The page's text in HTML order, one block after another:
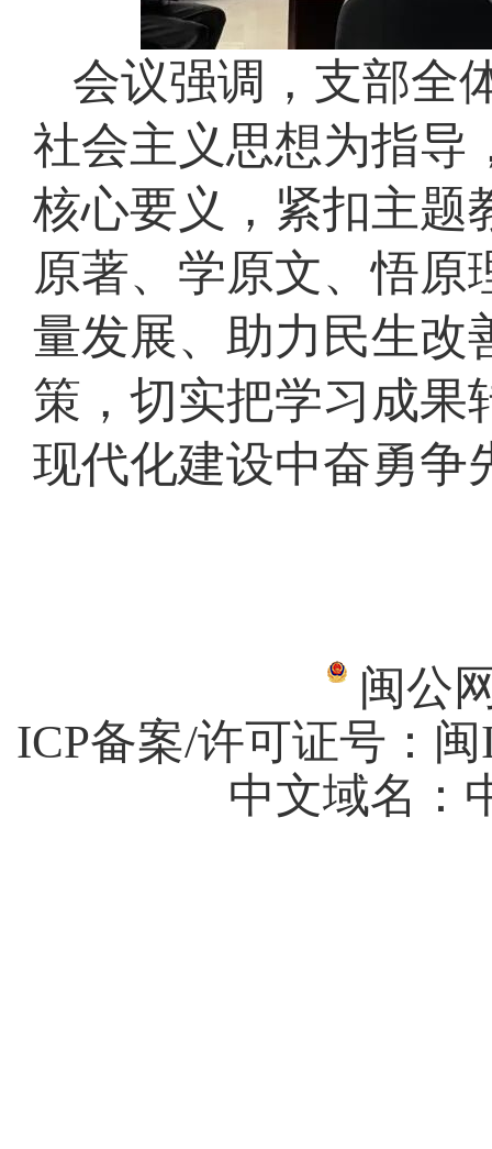
会议强调，支部全
社会主义思想为指导
核心要义，紧扣主题
原著、学原文、悟原
量发展、助力民生改
策，切实把学习成果
现代化建设中奋勇争
闽公
ICP备案/许可证号： 闽
中文域名：